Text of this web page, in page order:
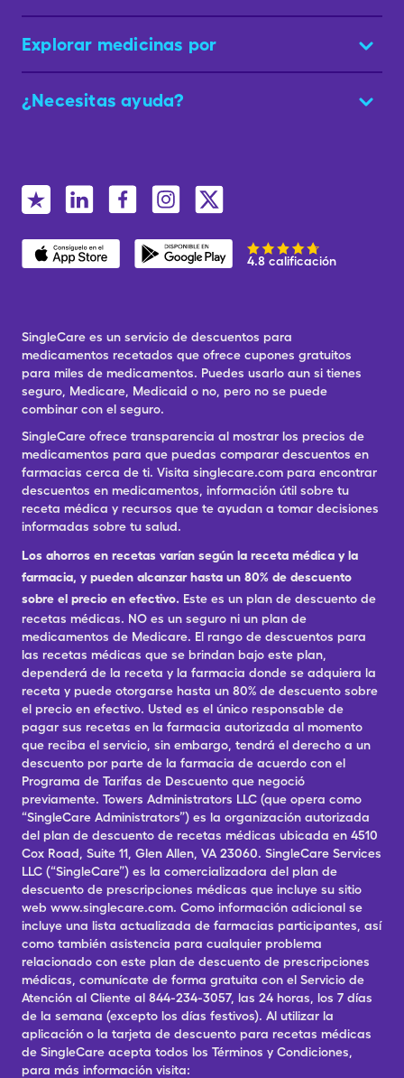
Explorar medicinas por
¿Necesitas ayuda?
4.8 calificación
SingleCare es un servicio de descuentos para
medicamentos recetados que ofrece cupones gratuitos
para miles de medicamentos. Puedes usarlo aun si tienes
seguro, Medicare, Medicaid o no, pero no se puede
combinar con el seguro.
SingleCare ofrece transparencia al mostrar los precios de
medicamentos para que puedas comparar descuentos en
farmacias cerca de ti. Visita singlecare.com para encontrar
descuentos en medicamentos, información útil sobre tu
receta médica y recursos que te ayudan a tomar decisiones
informadas sobre tu salud.
Los ahorros en recetas varían según la receta médica y la
farmacia, y pueden alcanzar hasta un 80% de descuento
sobre el precio en efectivo. Este es un plan de descuento de
recetas médicas. NO es un seguro ni un plan de
medicamentos de Medicare. El rango de descuentos para
las recetas médicas que se brindan bajo este plan,
dependerá de la receta y la farmacia donde se adquiera la
receta y puede otorgarse hasta un 80% de descuento sobre
el precio en efectivo. Usted es el único responsable de
pagar sus recetas en la farmacia autorizada al momento
que reciba el servicio, sin embargo, tendrá el derecho a un
descuento por parte de la farmacia de acuerdo con el
Programa de Tarifas de Descuento que negoció
previamente. Towers Administrators LLC (que opera como
“SingleCare Administrators”) es la organización autorizada
del plan de descuento de recetas médicas ubicada en 4510
Cox Road, Suite 11, Glen Allen, VA 23060. SingleCare Services
LLC (“SingleCare”) es la comercializadora del plan de
descuento de prescripciones médicas que incluye su sitio
web www.singlecare.com. Como información adicional se
incluye una lista actualizada de farmacias participantes, así
como también asistencia para cualquier problema
relacionado con este plan de descuento de prescripciones
médicas, comunícate de forma gratuita con el Servicio de
Atención al Cliente al 844-234-3057, las 24 horas, los 7 días
de la semana (excepto los días festivos). Al utilizar la
aplicación o la tarjeta de descuento para recetas médicas
de SingleCare acepta todos los Términos y Condiciones,
para más información visita: